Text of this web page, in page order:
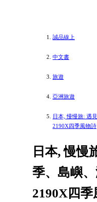
誠品線上
中文書
旅遊
亞洲旅遊
日本, 慢慢旅: 遇
2190X四季風物詩
日本, 慢慢
季、島嶼
2190X四